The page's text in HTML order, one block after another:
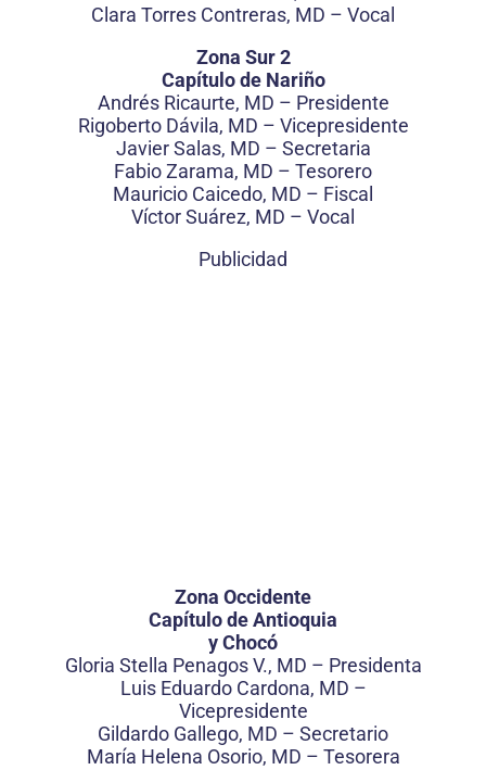
Clara Torres Contreras, MD – Vocal
Zona Sur 2
Capítulo de Nariño
Andrés Ricaurte, MD – Presidente
Rigoberto Dávila, MD – Vicepresidente
Javier Salas, MD – Secretaria
Fabio Zarama, MD – Tesorero
Mauricio Caicedo, MD – Fiscal
Víctor Suárez, MD – Vocal
Publicidad
Zona Occidente
Capítulo de Antioquia
y Chocó
Gloria Stella Penagos V., MD – Presidenta
Luis Eduardo Cardona, MD –
Vicepresidente
Gildardo Gallego, MD – Secretario
María Helena Osorio, MD – Tesorera